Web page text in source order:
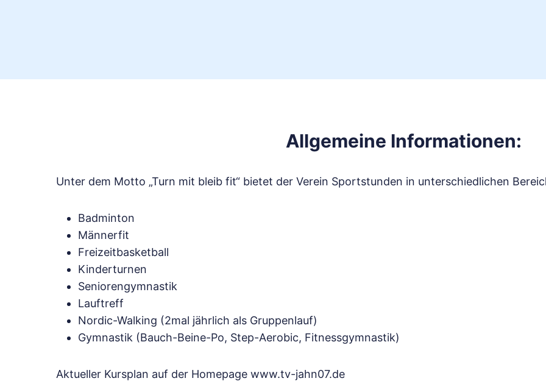
Allgemeine Informationen:
Unter dem Motto „Turn mit bleib fit“ bietet der Verein Sportstunden in unterschiedlichen
Badminton
Männerfit
Freizeitbasketball
Kinderturnen
Seniorengymnastik
Lauftreff
Nordic-Walking (2mal jährlich als Gruppenlauf)
Gymnastik (Bauch-Beine-Po, Step-Aerobic, Fitnessgymnastik)
Aktueller Kursplan auf der Homepage www.tv-jahn07.de